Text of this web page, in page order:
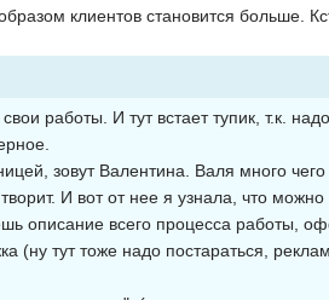
клиентов становится больше.
работы. И тут встает тупик, т.к.
зовут Валентина. Валя много
И вот от нее я узнала, что
описание всего процесса работы,
(ну тут тоже надо постараться,